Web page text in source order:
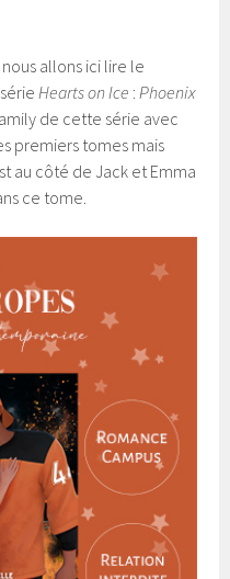
nous allons ici lire le
Hearts on Ice :Phoenix
de cette série avec
premiers tomes mais
au côté de Jack et Emma
ce tome.